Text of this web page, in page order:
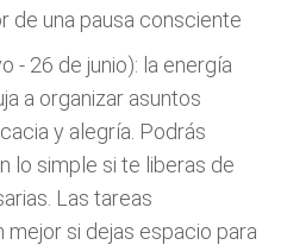
de una pausa consciente
- 26 de junio): la energía
a organizar asuntos
y alegría. Podrás
lo simple si te liberas de
Las tareas
mejor si dejas espacio para